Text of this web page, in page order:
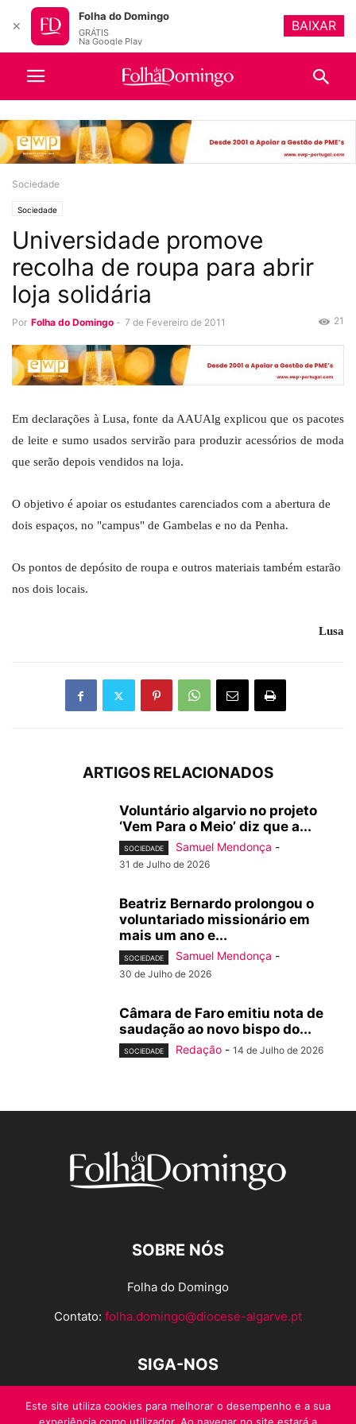
Sociedade
Sociedade
Universidade promove
recolha de roupa para abrir
loja solidária
Por Folha do Domingo - 7 de Fevereiro de 2011 21
Em declarações à Lusa, fonte da AAUAlg explicou que os pacotes
de leite e sumo usados servirão para produzir acessórios de moda
que serão depois vendidos na loja.
O objetivo é apoiar os estudantes carenciados com a abertura de
dois espaços, no "campus" de Gambelas e no da Penha.
Os pontos de depósito de roupa e outros materiais também estarão
nos dois locais.
Lusa
ARTIGOS RELACIONADOS
Voluntário algarvio no projeto
‘Vem Para o Meio’ diz que a...
SOCIEDADE Samuel Mendonça -
31 de Julho de 2026
Beatriz Bernardo prolongou o
voluntariado missionário em
mais um ano e...
SOCIEDADE Samuel Mendonça -
30 de Julho de 2026
Câmara de Faro emitiu nota de
saudação ao novo bispo do...
SOCIEDADE Redação - 14 de Julho de 2026
SOBRE NÓS
Folha do Domingo
Contato: folha.domingo@diocese-algarve.pt
SIGA-NOS
Este site utiliza cookies para melhorar o desempenho e a sua
✕
Folha do Domingo
GRÁTIS
Na Google Play
BAIXAR